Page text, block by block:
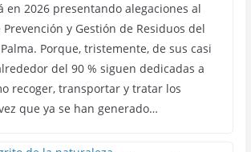
en 2026 presentando alegaciones al
Prevención y Gestión de Residuos del
Porque, tristemente, de sus casi
del 90 % siguen dedicadas a
recoger, transportar y tratar los
que ya se han generado…